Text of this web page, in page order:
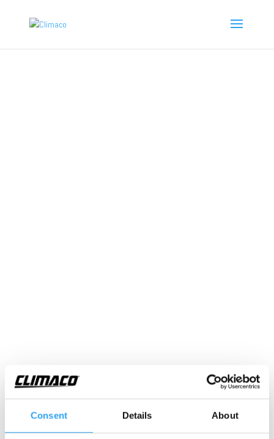
Consent Details About
Vinkel 45° för dränsystem
rör Ø20/25/32
Castels skarvkoppling 45° vinkel för styva